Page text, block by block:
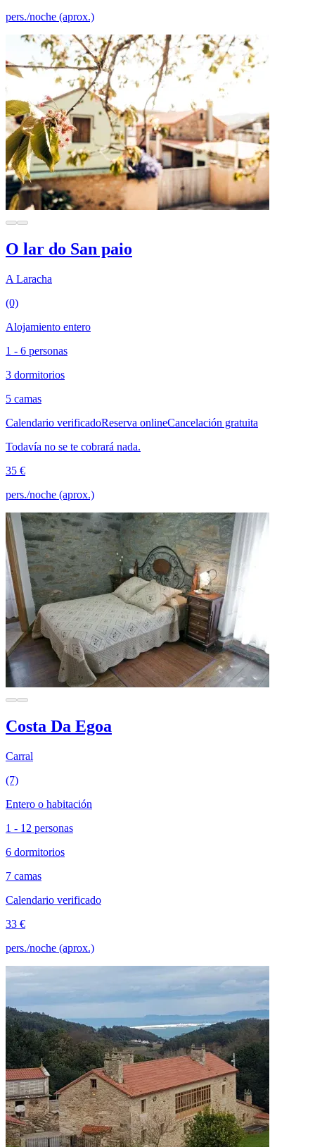
pers./noche (aprox.)
O lar do San paio
A Laracha
(0)
Alojamiento entero
1 - 6 personas
3 dormitorios
5 camas
Calendario verificadoReserva onlineCancelación gratuita
Todavía no se te cobrará nada.
35 €
pers./noche (aprox.)
Costa Da Egoa
Carral
(7)
Entero o habitación
1 - 12 personas
6 dormitorios
7 camas
Calendario verificado
33 €
pers./noche (aprox.)